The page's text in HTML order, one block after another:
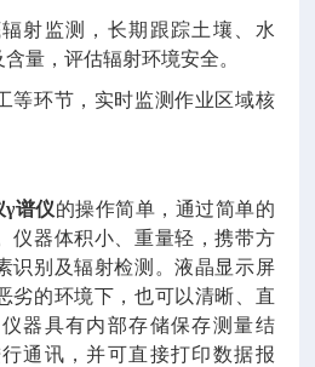
射监测，长期跟踪土壤、水
量，评估辐射环境安全。
等环节，实时监测作业区域核
谱仪的操作简单，通过简单的
仪器体积小、重量轻，携带方
识别及辐射检测。液晶显示屏
劣的环境下，也可以清晰、直
器具有内部存储保存测量结
通讯，并可直接打印数据报